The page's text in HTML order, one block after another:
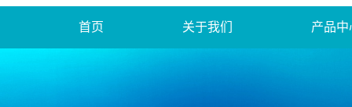
首页 关于我们 产品中